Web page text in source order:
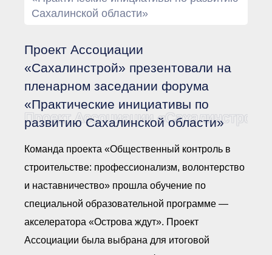
Финансовая отчетность
Компенсационный фонд
Реестры Ассоциации
● Реестр членов
Ассоциации
● Реестр членов
Ассоциации,
строительный контроль
● Реестр членов
объединения
работодателей
Ассоциации —
● Реестр членов
Сахалинской области»
Проект Ассоциации
«Сахалинстрой» презентовали на
пленарном заседании форума
«Практические инициативы по
развитию Сахалинской области»
Проект Ассоциации
Команда проекта «Общественный контроль в
строительстве: профессионализм, волонтерство
и наставничество» прошла обучение по
специальной образовательной программе —
акселератора «Острова ждут». Проект
Ассоциации была выбрана для итоговой